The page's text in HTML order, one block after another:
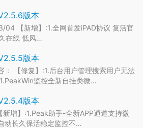
版本
【新增】:1.全网首发iPAD协议 复活官
在线 低风…
版本
： 【修复】:1.后台用户管理搜索用户无法
监控全新自挂类微…
版本
增】:1.Peak助手-全新APP通道支持微
动长久保活稳定监控不…